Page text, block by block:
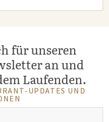
für unseren
an und
Laufenden.
UPDATES UND